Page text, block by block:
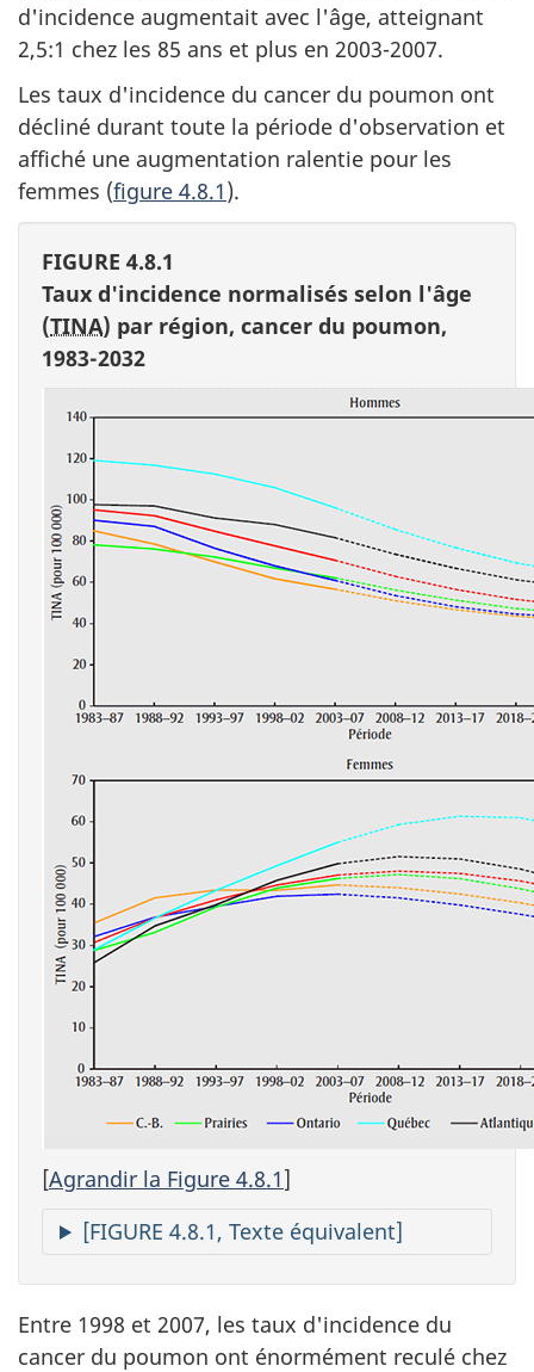
d'incidence augmentait avec l'âge, atteignant
2,5:1 chez les 85 ans et plus en 2003-2007.
Les taux d'incidence du cancer du poumon ont
décliné durant toute la période d'observation et
affiché une augmentation ralentie pour les
femmes (figure 4.8.1).
FIGURE 4.8.1
Taux d'incidence normalisés selon l'âge
(TINA) par région, cancer du poumon,
1983-2032
[Agrandir la Figure 4.8.1]
[FIGURE 4.8.1, Texte équivalent]
Entre 1998 et 2007, les taux d'incidence du
cancer du poumon ont énormément reculé chez